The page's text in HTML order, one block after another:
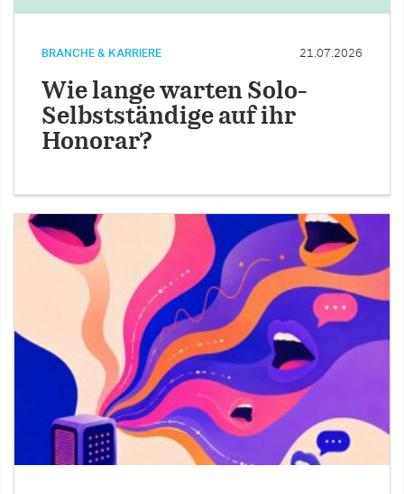
BRANCHE & KARRIERE 21.07.2026
Wie lange warten Solo-
Selbstständige auf ihr
Honorar?